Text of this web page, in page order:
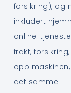
forsikring), og
inkludert
online-
frakt,
opp
det samme.